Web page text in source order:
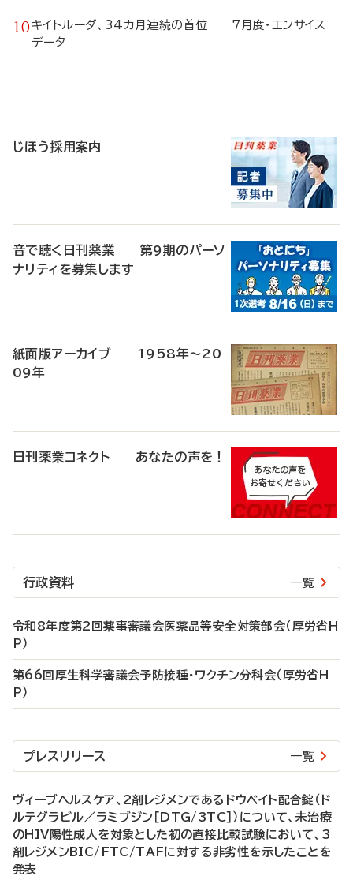
キイトルーダ、34カ月連続の首位 7月度・エンサイス
データ
じほう採用案内
音で聴く日刊薬業 第9期のパーソ
ナリティを募集します
紙面版アーカイブ 1958年～20
09年
日刊薬業コネクト あなたの声を！
行政資料 一覧
令和8年度第2回薬事審議会医薬品等安全対策部会（厚労省H
P）
第66回厚生科学審議会予防接種・ワクチン分科会（厚労省H
P）
プレスリリース 一覧
ヴィーブヘルスケア、2剤レジメンであるドウベイト配合錠（ド
ルテグラビル／ラミブジン［DTG/3TC］）について、未治療
のHIV陽性成人を対象とした初の直接比較試験において、3
剤レジメンBIC/FTC/TAFに対する非劣性を示したことを
発表